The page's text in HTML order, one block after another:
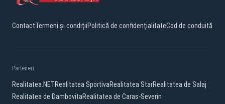
ContactTermeni și condițiiPolitică de confidențialitateCod de conduită
Parteneri:
Realitatea.NETRealitatea SportivaRealitatea StarRealitatea de Salaj
Realitatea de DambovitaRealitatea de Caras-Severin